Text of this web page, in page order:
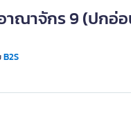
ณาจักร 9 (ปกอ่
B2S